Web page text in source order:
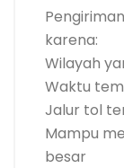
karena:
Wilayah
Waktu
Jalur tol
Mampu
besar